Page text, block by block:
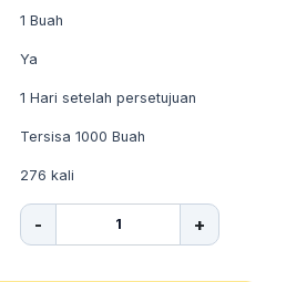
1 Buah
Ya
1 Hari setelah persetujuan
Tersisa 1000 Buah
276 kali
- +